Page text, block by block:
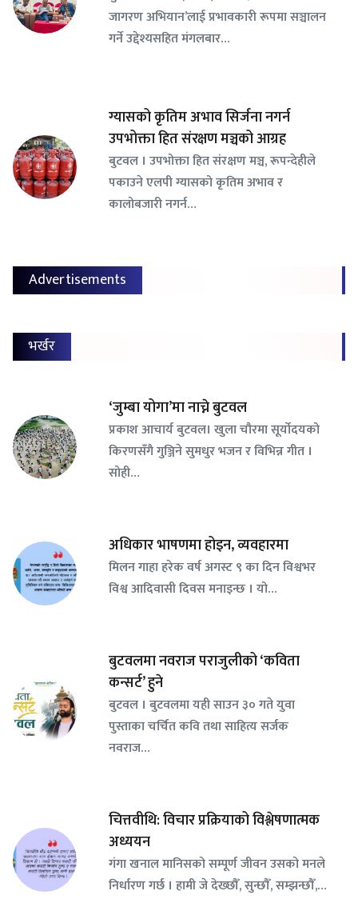
जागरण अभियान’लाई प्रभावकारी रूपमा सञ्चालन
गर्ने उद्देश्यसहित मंगलबार…
ग्यासको कृतिम अभाव सिर्जना नगर्न
उपभोक्ता हित संरक्षण मञ्चको आग्रह
बुटवल । उपभोक्ता हित संरक्षण मञ्च, रूपन्देहीले
पकाउने एलपी ग्यासको कृतिम अभाव र
कालोबजारी नगर्न…
Advertisements
भर्खर
‘जुम्बा योगा’मा नाच्ने बुटवल
प्रकाश आचार्य बुटवल। खुला चौरमा सूर्योदयको
किरणसँगै गुञ्जिने सुमधुर भजन र विभिन्न गीत ।
सोही…
अधिकार भाषणमा होइन, व्यवहारमा
मिलन गाहा हरेक वर्ष अगस्ट ९ का दिन विश्वभर
विश्व आदिवासी दिवस मनाइन्छ । यो…
बुटवलमा नवराज पराजुलीको ‘कविता
कन्सर्ट’ हुने
बुटवल । बुटवलमा यही साउन ३० गते युवा
पुस्ताका चर्चित कवि तथा साहित्य सर्जक
नवराज…
चित्तवीथि: विचार प्रक्रियाको विश्लेषणात्मक
अध्ययन
गंगा खनाल मानिसको सम्पूर्ण जीवन उसको मनले
निर्धारण गर्छ । हामी जे देख्छौँ, सुन्छौँ, सम्झन्छौँ,…